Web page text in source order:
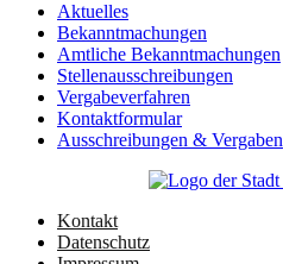
Aktuelles
Bekanntmachungen
Amtliche Bekanntmachungen
Stellenausschreibungen
Vergabeverfahren
Kontaktformular
Ausschreibungen & Vergaben
Kontakt
Datenschutz